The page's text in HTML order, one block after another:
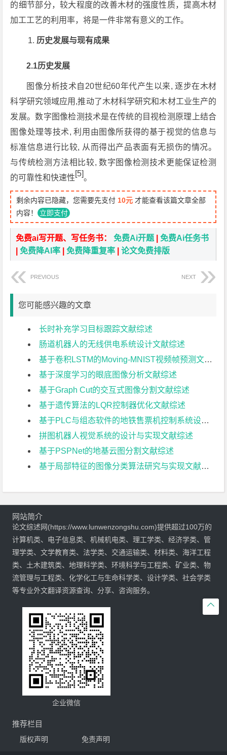
的细节部分，较大程度的改善木材的强度性质，提高木材
加工工艺的利用率，将是一件非常有意义的工作。
历史发展与现有成果
2.1历史发展
图像分析技术自20世纪60年代产生以来, 逐步在木材
科学研究领域应用,推动了木材科学研究和木材工业生产的
发展。数字图像检测技术是在传统的目视检测原理上结合
图像处理等技术, 利用由图像所获得的基于视觉的信息与
标准信息进行比较, 从而得出产品表面有无损伤的情况。
与传统检测方法相比较, 数字图像检测技术更能保证检测
的可靠性和快速性[5]。
剩余内容已隐藏，您需要先支付 10元 才能查看该篇文章全部
内容！ 立即支付
免费ai写开题、写任务书：免费Ai开题 |免费Ai任务书
|免费降AI率 |免费降重复率 |论文免费排版
PREVIOUS NEXT
您可能感兴趣的文章
长时补充学习目标跟踪文献综述
肠道机器人的无线供电系统设计文献综述
基于卷积LSTM的Moving-MNIST视频帧预测文献综述
基于深度学习的眼底图像分析文献综述
基于Graph Cut的交互式图像分割文献综述
基于遗传算法的LQR控制器优化文献综述
基于PLC与组态软件的地铁售票机控制系统设计文献综述
拼图机器人视觉系统的设计与实现文献综述
基于PSPNet的地基云图分割文献综述
基于局部特征的图像分类算法研究与实现文献综述

网站简介
论文综述网(https://www.lunwenzongshu.com)提供超过100万的
计算机类、电子信息类、机械机电类、理工学类、经济学类、管
理学类、文学教育类、法学类、交通运输类、材料类、海洋工程
类、土木建筑类、地理科学类、环境科学与工程类、矿业类、物
流管理与工程类、化学化工与生命科学类、设计学类、社会学类
等专业外文翻译资源查询、分享、咨询服务。
企业微信
推荐栏目
版权声明 免责声明